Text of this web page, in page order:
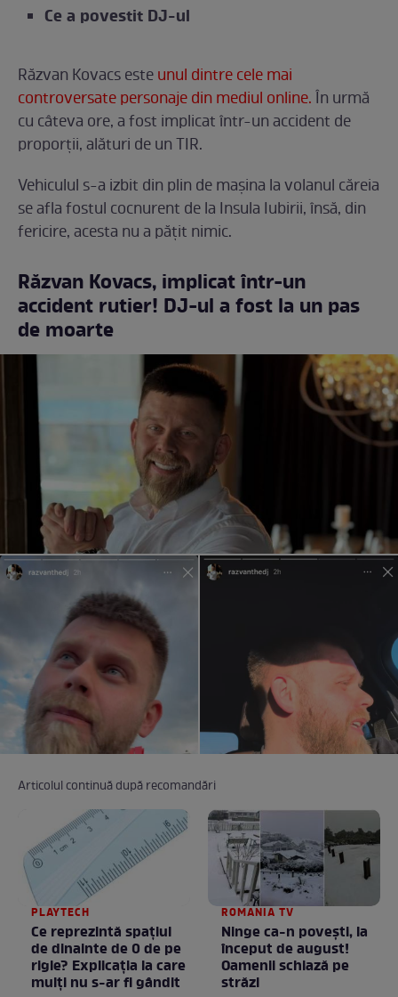
Ce a povestit DJ-ul
Răzvan Kovacs esteunul dintre cele mai
controversate personaje din mediul online.În urmă
cu câteva ore, a fost implicat într-un accident de
proporții, alături de un TIR.
Vehiculul s-a izbit din plin de mașina la volanul căreia
se afla fostul cocnurent de la Insula Iubirii, însă, din
fericire, acesta nu a pățit nimic.
Răzvan Kovacs, implicat într-un
accident rutier! DJ-ul a fost la un pas
de moarte
Articolul continuă după recomandări
PLAYTECH
Ce reprezintă spaţiul
de dinainte de 0 de pe
rigle? Explicaţia la care
mulţi nu s-ar fi gândit
ROMANIA TV
Ninge ca-n povești, la
început de august!
Oamenii schiază pe
străzi